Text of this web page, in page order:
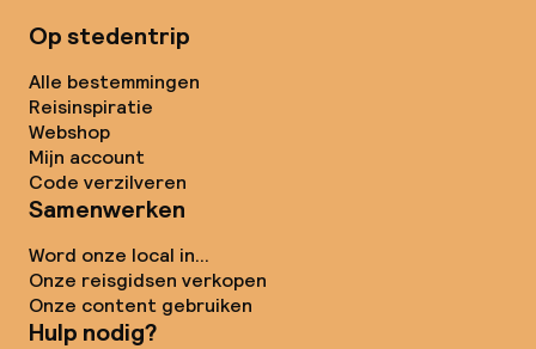
Op stedentrip
Alle bestemmingen
Reisinspiratie
Webshop
Mijn account
Code verzilveren
Samenwerken
Word onze local in...
Onze reisgidsen verkopen
Onze content gebruiken
Hulp nodig?